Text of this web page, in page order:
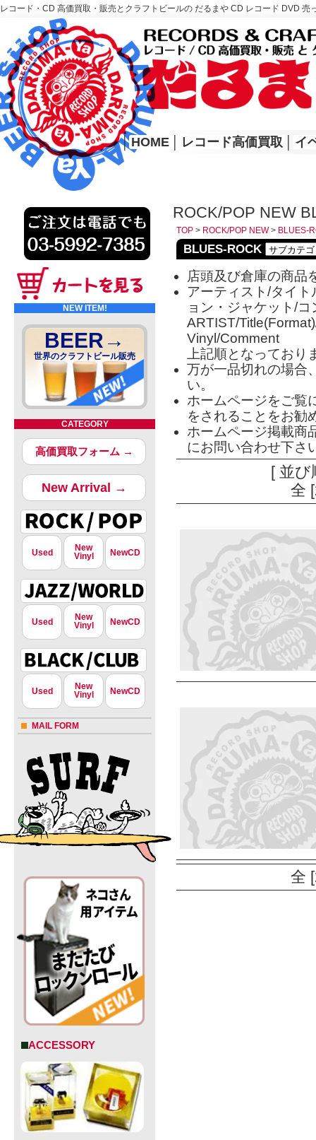
レコード・CD 高価買取・販売とクラフトビールの だるまや CD レコード DVD
レコード高価買取はこちら
HOME
│ HOME レコード高価買取 イ
NEW ITEM!
BEER→
世界のクラフトビール販売
CATEGORY
高価買取フォーム →
New Arrival →
Used
New
Vinyl
NewCD
Used
New
Vinyl
NewCD
Used
New
Vinyl
NewCD
MAIL FORM
ACCESSORY
ROCK/POP NEW
TOP > ROCK/POP NEW> BLUES-
BLUES-ROCK
店頭及び倉庫の商品
アーティスト/タイ
ョン・ジャケット/
ARTIST/
Vinyl/Comment
上記順となっており
万が一品切れの場合
い。
ホームページをご覧
をされることをお勧
ホームページ掲載商
にお問い合わせ下さ
[ 並
全
全